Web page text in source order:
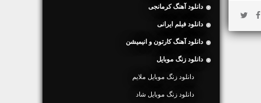
دانلود آهنگ کرمانجی
دانلود فیلم ایرانی
دانلود آهنگ کارتون و انیمیشن
دانلود زنگ موبایل
دانلود زنگ موبایل ملایم
دانلود زنگ موبایل شاد